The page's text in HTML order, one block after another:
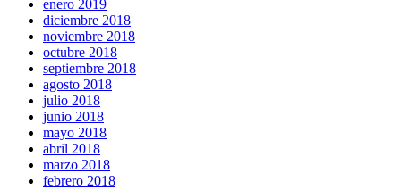
enero 2019
diciembre 2018
noviembre 2018
octubre 2018
septiembre 2018
agosto 2018
julio 2018
junio 2018
mayo 2018
abril 2018
marzo 2018
febrero 2018